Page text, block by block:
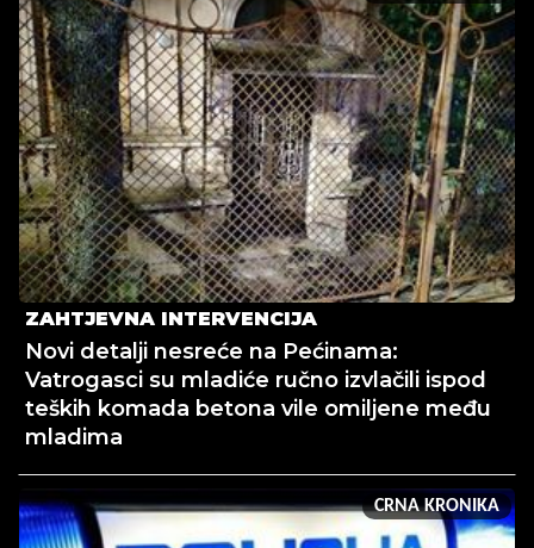
ZAHTJEVNA INTERVENCIJA
Novi detalji nesreće na Pećinama:
Vatrogasci su mladiće ručno izvlačili ispod
teških komada betona vile omiljene među
mladima
CRNA KRONIKA